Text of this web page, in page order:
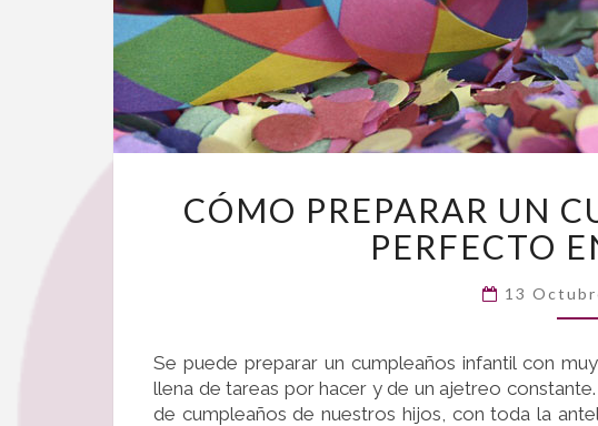
CÓMO PREPARAR UN
PERFECTO
13
Se puede preparar un cumpleaños infantil con
llena de tareas por hacer y de un ajetreo
de cumpleaños de nuestros hijos, con toda la